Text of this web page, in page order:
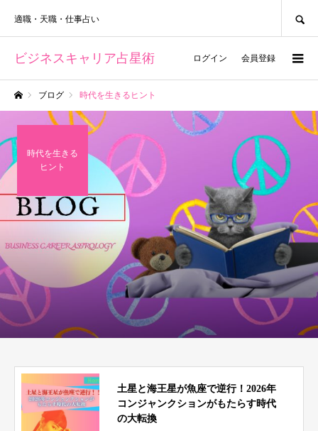
ビジネスキャリア占星術
適職・天職・仕事占い
ログイン 会員登録
ブログ 時代を生きるヒント
時代を生きる
ヒント
土星と海王星が魚座で逆行！2026年
コンジャンクションがもたらす時代
の大転換